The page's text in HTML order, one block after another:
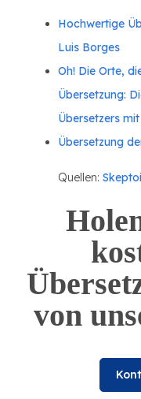
Hochwertige
Luis Borges
Oh! Die Orte,
Übersetzung:
Übersetzers mit
Übersetzung
Quellen:
von